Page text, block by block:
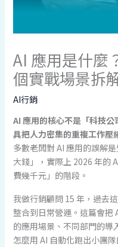
AI 應用是什麼
個實戰場景拆
AI行銷
AI 應用的核心不是「科技
具把人力密集的重複工作壓
多數老闆對 AI 應用的誤解
大錢」，實際上 2026 年的
費幾千元」的階段。
我做行銷顧問 15 年，過去
整合到日常營運。這篇會把
的應用場景、不同部門的導
怎麼用 AI 自動化跑出小團